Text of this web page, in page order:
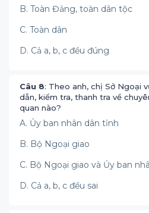
B. Toàn Đảng, toàn dân tộc
C. Toàn dân
D. Cả a, b, c đều đúng
Câu 8: Theo anh, chị Sở Ngoại
dẫn, kiểm tra, thanh tra về
quan nào?
A. Ủy ban nhân dân tỉnh
B. Bộ Ngoại giao
C. Bộ Ngoại giao và Ủy ban
D. Cả a, b, c đều sai